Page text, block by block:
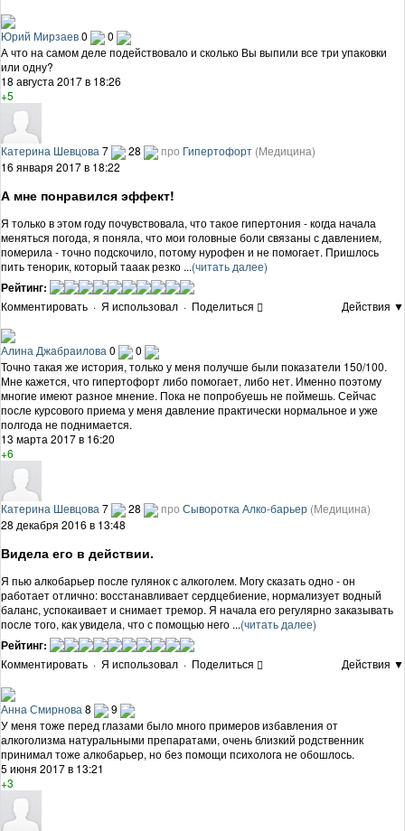
Юрий Мирзаев0
0
А что на самом деле подействовало и сколько Вы выпили все три упаковки
или одну?
18 августа 2017 в 18:26
+5
Катерина Шевцова 7 28 про Гипертофорт (Медицина)
16 января 2017 в 18:22
А мне понравился эффект!
Я только в этом году почувствовала, что такое гипертония - когда начала
меняться погода, я поняла, что мои головные боли связаны с давлением,
померила - точно подскочило, потому нурофен и не помогает. Пришлось
пить тенорик, который тааак резко ...(читать далее)
Рейтинг:
Комментировать · Я использовал · Поделиться Действия ▼
Алина Джабраилова 0
0
Точно такая же история, только у меня получше были показатели 150/100.
Мне кажется, что гипертофорт либо помогает, либо нет. Именно поэтому
многие имеют разное мнение. Пока не попробуешь не поймешь. Сейчас
после курсового приема у меня давление практически нормальное и уже
полгода не поднимается.
13 марта 2017 в 16:20
+6
Катерина Шевцова 7 28 про Сыворотка Алко-барьер (Медицина)
28 декабря 2016 в 13:48
Видела его в действии.
Я пью алкобарьер после гулянок с алкоголем. Могу сказать одно - он
работает отлично: восстанавливает сердцебиение, нормализует водный
баланс, успокаивает и снимает тремор. Я начала его регулярно заказывать
после того, как увидела, что с помощью него ...(читать далее)
Рейтинг:
Комментировать · Я использовал · Поделиться Действия ▼
Анна Смирнова 8
9
У меня тоже перед глазами было много примеров избавления от
алкоголизма натуральными препаратами, очень близкий родственник
принимал тоже алкобарьер, но без помощи психолога не обошлось.
5 июня 2017 в 13:21
+3